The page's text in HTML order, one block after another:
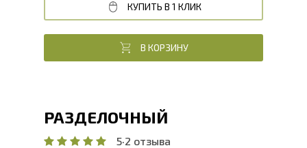
КУПИТЬ В 1 КЛИК
В КОРЗИНУ
РАЗДЕЛОЧНЫЙ
5·2 отзыва